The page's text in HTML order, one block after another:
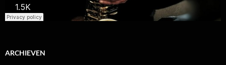
ARCHIEVEN